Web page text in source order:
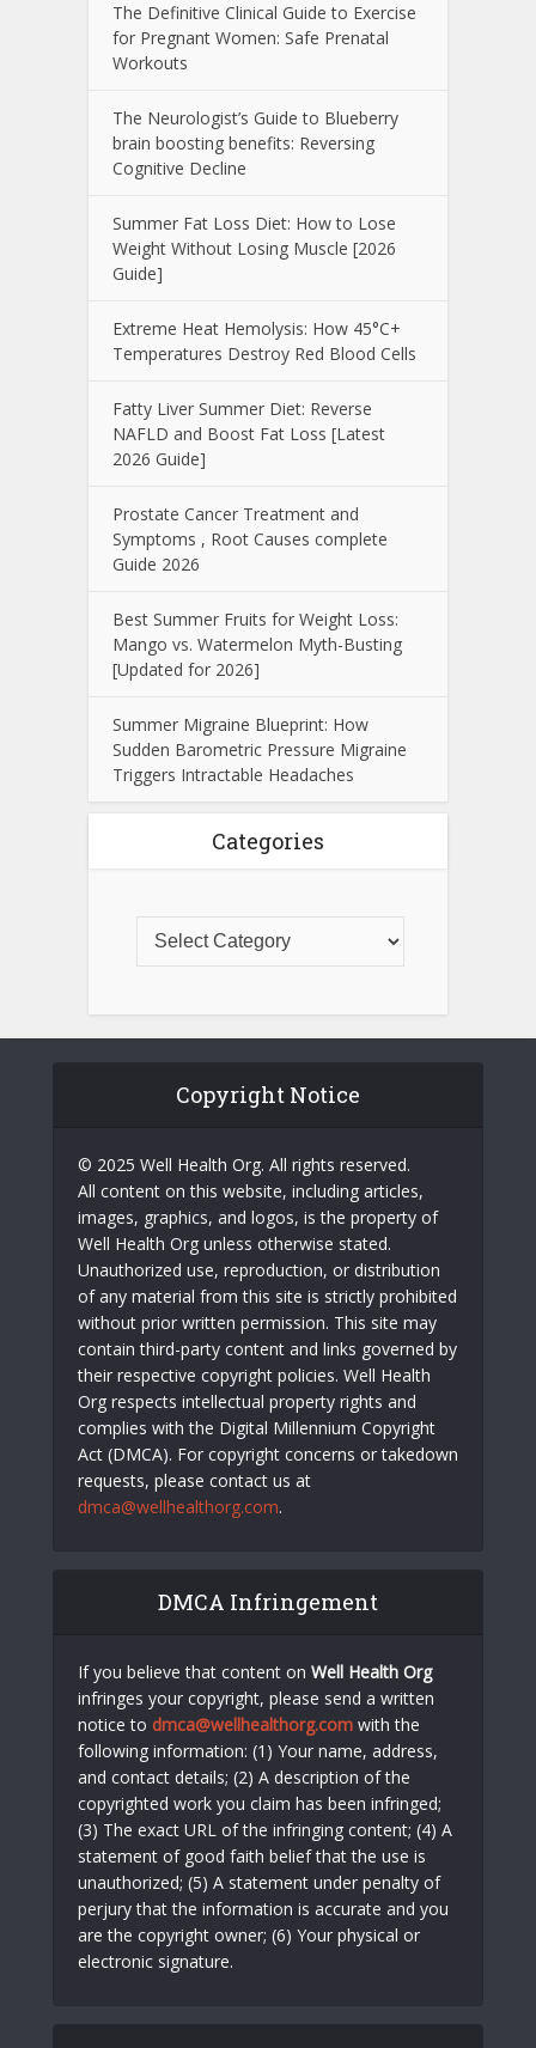
The Definitive Clinical Guide to Exercise
for Pregnant Women: Safe Prenatal
Workouts
The Neurologist’s Guide to Blueberry
brain boosting benefits: Reversing
Cognitive Decline
Summer Fat Loss Diet: How to Lose
Weight Without Losing Muscle [2026
Guide]
Extreme Heat Hemolysis: How 45°C+
Temperatures Destroy Red Blood Cells
Fatty Liver Summer Diet: Reverse
NAFLD and Boost Fat Loss [Latest
2026 Guide]
Prostate Cancer Treatment and
Symptoms , Root Causes complete
Guide 2026
Best Summer Fruits for Weight Loss:
Mango vs. Watermelon Myth-Busting
[Updated for 2026]
Summer Migraine Blueprint: How
Sudden Barometric Pressure Migraine
Triggers Intractable Headaches
Categories
Copyright Notice
© 2025 Well Health Org. All rights reserved.
All content on this website, including articles,
images, graphics, and logos, is the property of
Well Health Org unless otherwise stated.
Unauthorized use, reproduction, or distribution
of any material from this site is strictly prohibited
without prior written permission. This site may
contain third-party content and links governed by
their respective copyright policies. Well Health
Org respects intellectual property rights and
complies with the Digital Millennium Copyright
Act (DMCA). For copyright concerns or takedown
requests, please contact us at
dmca@wellhealthorg.com.
DMCA Infringement
If you believe that content on Well Health Org
infringes your copyright, please send a written
notice to dmca@wellhealthorg.com with the
following information: (1) Your name, address,
and contact details; (2) A description of the
copyrighted work you claim has been infringed;
(3) The exact URL of the infringing content; (4) A
statement of good faith belief that the use is
unauthorized; (5) A statement under penalty of
perjury that the information is accurate and you
are the copyright owner; (6) Your physical or
electronic signature.